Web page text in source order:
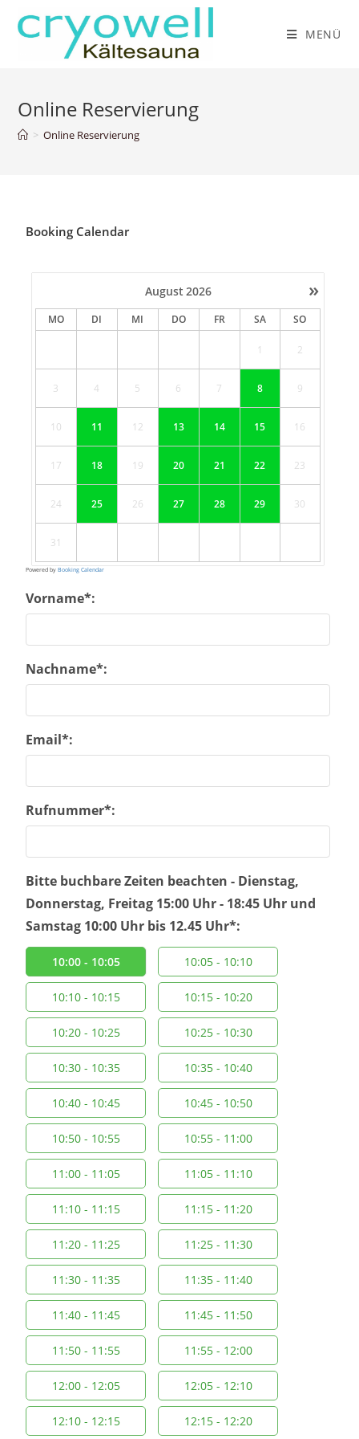
MENÜ
Online Reservierung
> Online Reservierung
Booking Calendar
»
August 2026
MO DI MI DO FR SA SO
1 2
3 4 5 6 7 8 9
10 11 12 13 14 15 16
17 18 19 20 21 22 23
24 25 26 27 28 29 30
31
Powered byBooking Calendar
Vorname*:
Nachname*:
Email*:
Rufnummer*:
Bitte buchbare Zeiten beachten - Dienstag,
Donnerstag, Freitag 15:00 Uhr - 18:45 Uhr und
Samstag 10:00 Uhr bis 12.45 Uhr*:
10:00 - 10:05 10:05 - 10:10
10:10 - 10:15 10:15 - 10:20
10:20 - 10:25 10:25 - 10:30
10:30 - 10:35 10:35 - 10:40
10:40 - 10:45 10:45 - 10:50
10:50 - 10:55 10:55 - 11:00
11:00 - 11:05 11:05 - 11:10
11:10 - 11:15 11:15 - 11:20
11:20 - 11:25 11:25 - 11:30
11:30 - 11:35 11:35 - 11:40
11:40 - 11:45 11:45 - 11:50
11:50 - 11:55 11:55 - 12:00
12:00 - 12:05 12:05 - 12:10
12:10 - 12:15 12:15 - 12:20